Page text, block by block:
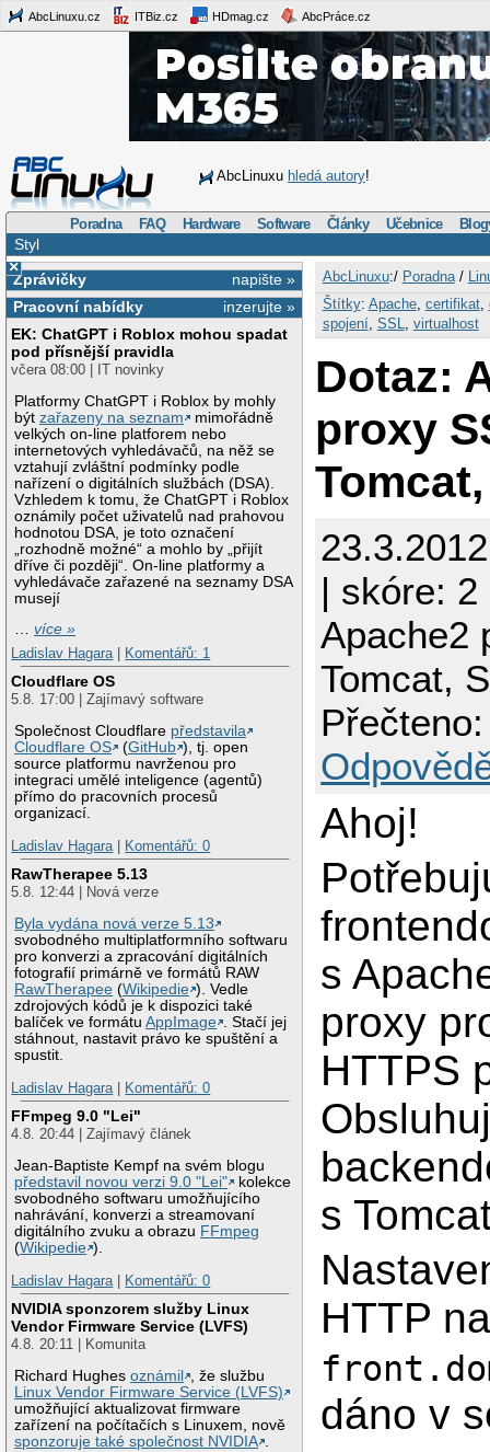
AbcLinuxu.cz ITBiz.cz HDmag.cz AbcPráce.cz
AbcLinuxu hledá autory!
Poradna FAQ Hardware Software Články Učebnice
Styl
×
napište »
Zprávičky
inzerujte »
Pracovní nabídky
EK: ChatGPT i Roblox mohou spadat
pod přísnější pravidla
včera 08:00 | IT novinky
Platformy ChatGPT i Roblox by mohly
býtzařazeny na seznam
mimořádně
velkých on-line platforem nebo
internetových vyhledávačů, na něž se
vztahují zvláštní podmínky podle
nařízení o digitálních službách (DSA).
Vzhledem k tomu, že ChatGPT i Roblox
oznámily počet uživatelů nad prahovou
hodnotou DSA, je toto označení
„rozhodně možné“ a mohlo by „přijít
dříve či později“. On-line platformy a
vyhledávače zařazené na seznamy DSA
musejí
…více »
Ladislav Hagara
Komentářů: 1
Cloudflare OS
5.8. 17:00 | Zajímavý software
Společnost Cloudflare představila
Cloudflare OS
(GitHub ), tj. open
source platformu navrženou pro
integraci umělé inteligence (agentů)
přímo do pracovních procesů
organizací.
Ladislav Hagara
Komentářů: 0
RawTherapee 5.13
5.8. 12:44 | Nová verze
Byla vydána nová verze 5.13
svobodného multiplatformního softwaru
pro konverzi a zpracování digitálních
fotografií primárně ve formátů RAW
RawTherapee (Wikipedie ). Vedle
zdrojových kódů je k dispozici také
balíček ve formátuAppImage . Stačí jej
stáhnout, nastavit právo ke spuštění a
spustit.
Ladislav Hagara
Komentářů: 0
FFmpeg 9.0 "Lei"
4.8. 20:44 | Zajímavý článek
Jean-Baptiste Kempf na svém blogu
představil novou verzi 9.0 "Lei"
kolekce
svobodného softwaru umožňujícího
nahrávání, konverzi a streamovaní
digitálního zvuku a obrazu FFmpeg
(Wikipedie ).
Ladislav Hagara
Komentářů: 0
NVIDIA sponzorem služby Linux
Vendor Firmware Service (LVFS)
4.8. 20:11 | Komunita
Richard Hughesoznámil
, že službu
Linux Vendor Firmware Service (LVFS)
umožňující aktualizovat firmware
zařízení na počítačích s Linuxem, nově
sponzoruje také společnost NVIDIA .
AbcLinuxu:/ Poradna/
Štítky: Apache, certifikat,
spojení, SSL virtualhost
Dotaz:
proxy
| skóre: 2
Apache2
Tomcat,
Ahoj!
s
proxy
HTTPS
s
HTTP
dáno v